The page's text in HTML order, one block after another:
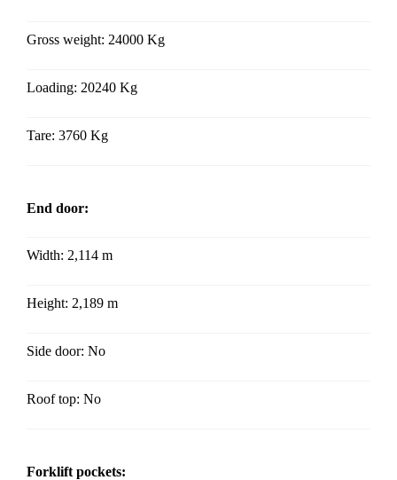
Gross weight: 24000 Kg
Loading: 20240 Kg
Tare: 3760 Kg
End door:
Width: 2,114 m
Height: 2,189 m
Side door: No
Roof top: No
Forklift pockets: